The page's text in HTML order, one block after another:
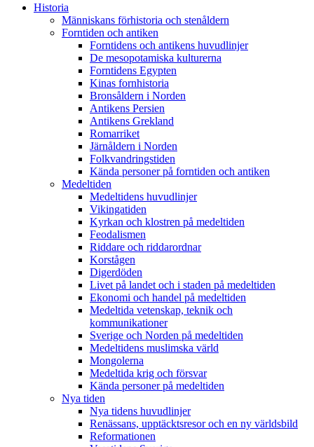
Historia
Människans förhistoria och stenåldern
Forntiden och antiken
Forntidens och antikens huvudlinjer
De mesopotamiska kulturerna
Forntidens Egypten
Kinas fornhistoria
Bronsåldern i Norden
Antikens Persien
Antikens Grekland
Romarriket
Järnåldern i Norden
Folkvandringstiden
Kända personer på forntiden och antiken
Medeltiden
Medeltidens huvudlinjer
Vikingatiden
Kyrkan och klostren på medeltiden
Feodalismen
Riddare och riddarordnar
Korstågen
Digerdöden
Livet på landet och i staden på medeltiden
Ekonomi och handel på medeltiden
Medeltida vetenskap, teknik och
kommunikationer
Sverige och Norden på medeltiden
Medeltidens muslimska värld
Mongolerna
Medeltida krig och försvar
Kända personer på medeltiden
Nya tiden
Nya tidens huvudlinjer
Renässans, upptäcktsresor och en ny världsbild
Reformationen